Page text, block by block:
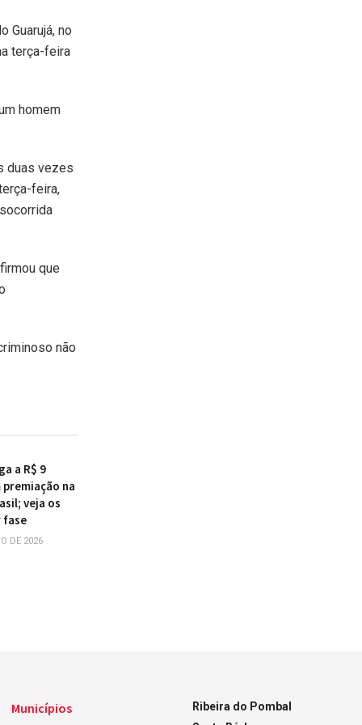
Guarujá, no
terça-feira
homem
duas vezes
feira,
que
não
a R$ 9
na
veja os
fase
DE 2026
Municípios
Ribeira do Pombal